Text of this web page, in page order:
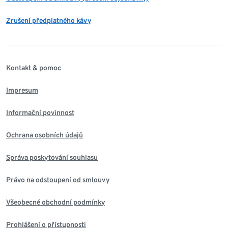
Zrušení předplatného kávy
Kontakt & pomoc
Impresum
Informační povinnost
Ochrana osobních údajů
Správa poskytování souhlasu
Právo na odstoupení od smlouvy
Všeobecné obchodní podmínky
Prohlášení o přístupnosti